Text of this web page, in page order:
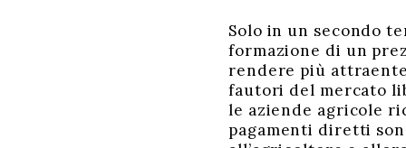
Solo in un secondo
formazione di un
rendere più
fautori del mercato
le aziende agricole
pagamenti diretti